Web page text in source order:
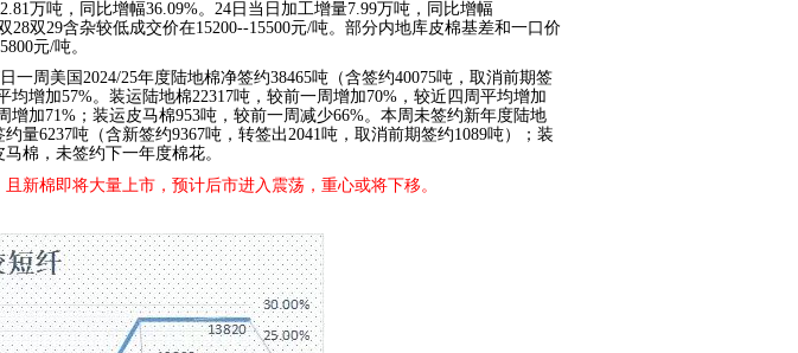
万吨，同比增幅36.09%。24日当日加工增量7.99万吨，同比增幅
28双29含杂较低成交价在15200--15500元/吨。部分内地库皮棉基差和一口价
元/吨。
一周美国2024/25年度陆地棉净签约38465吨（含签约40075吨，取消前期签
均增加57%。装运陆地棉22317吨，较前一周增加70%，较近四周平均增加
增加71%；装运皮马棉953吨，较前一周减少66%。本周未签约新年度陆地
量6237吨（含新签约9367吨，转签出2041吨，取消前期签约1089吨）；装
棉，未签约下一年度棉花。
新棉即将大量上市，预计后市进入震荡，重心或将下移。